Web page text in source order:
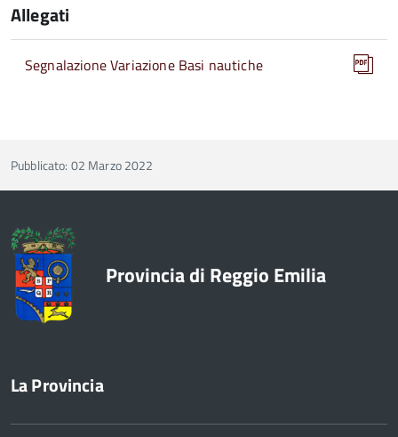
Allegati
Segnalazione Variazione Basi nautiche
Pubblicato: 02 Marzo 2022
Provincia di Reggio Emilia
La Provincia